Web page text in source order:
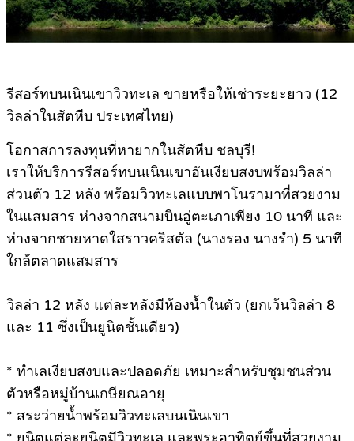
รีสอร์ทบนเนินเขาวิวทะเล ขายหรือให้เช่าระยะยาว (12
วิลล่าในสัตหีบ ประเทศไทย)
โอกาสการลงทุนที่หายากในสัตหีบ ชลบุรี!
เราให้บริการรีสอร์ทบนเนินเขาอันเงียบสงบพร้อมวิลล่า
ส่วนตัว 12 หลัง พร้อมวิวทะเลแบบพาโนรามาที่สวยงาม
ในแสมสาร ห่างจากสนามบินอู่ตะเภาเพียง 10 นาที และ
ห่างจากชายหาดใสราวคริสตัล (นางรอง นางรำ) 5 นาที
ใกล้ตลาดแสมสาร
วิลล่า 12 หลัง แต่ละหลังมีห้องน้ำในตัว (ยกเว้นวิลล่า 8
และ 11 ซึ่งเป็นยูนิตชั้นเดียว)
* ทำเลเงียบสงบและปลอดภัย เหมาะสำหรับชุมชนส่วน
ตัวหรือหมู่บ้านเกษียณอายุ
* สระว่ายน้ำพร้อมวิวทะเลบนเนินเขา